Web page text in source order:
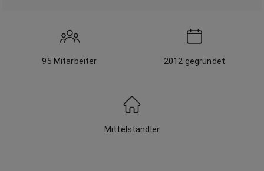
95 Mitarbeiter 2012 gegründet
Mittelständler